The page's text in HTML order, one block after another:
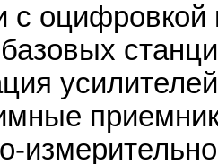
с оцифровкой